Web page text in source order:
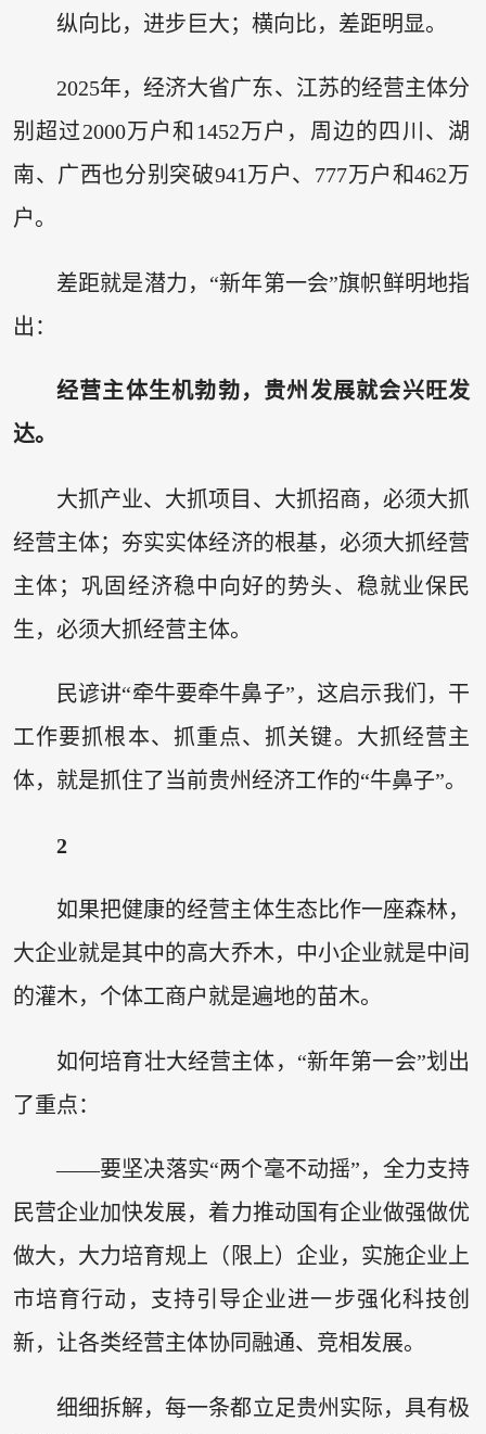
纵向比，进步巨大；横向比，差距明显。
2025年，经济大省广东、江苏的经营主体分
别超过2000万户和1452万户，周边的四川、湖
南、广西也分别突破941万户、777万户和462万
户。
差距就是潜力，“新年第一会”旗帜鲜明地指
出：
经营主体生机勃勃，贵州发展就会兴旺发
达。
大抓产业、大抓项目、大抓招商，必须大抓
经营主体；夯实实体经济的根基，必须大抓经营
主体；巩固经济稳中向好的势头、稳就业保民
生，必须大抓经营主体。
民谚讲“牵牛要牵牛鼻子”，这启示我们，干
工作要抓根本、抓重点、抓关键。大抓经营主
体，就是抓住了当前贵州经济工作的“牛鼻子”。
2
如果把健康的经营主体生态比作一座森林，
大企业就是其中的高大乔木，中小企业就是中间
的灌木，个体工商户就是遍地的苗木。
如何培育壮大经营主体，“新年第一会”划出
了重点：
——要坚决落实“两个毫不动摇”，全力支持
民营企业加快发展，着力推动国有企业做强做优
做大，大力培育规上（限上）企业，实施企业上
市培育行动，支持引导企业进一步强化科技创
新，让各类经营主体协同融通、竞相发展。
细细拆解，每一条都立足贵州实际，具有极